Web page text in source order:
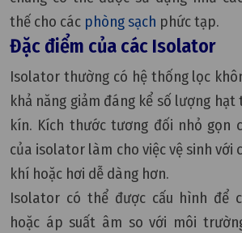
thế cho các phòng sạch phức tạp.
Đặc điểm của các Isolator
Isolator thường có hệ thống lọc
khả năng giảm đáng kể số lượng
kín. Kích thước tương đối nhỏ gọn
của isolator làm cho việc vệ sinh với
khí hoặc hơi dễ dàng hơn.
Isolator có thể được cấu hình để
hoặc áp suất âm so với môi